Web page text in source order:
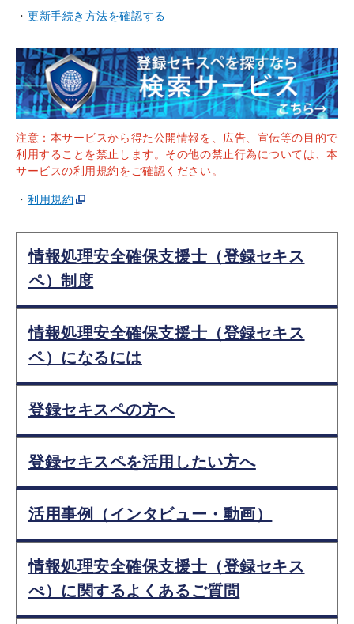
更新手続き方法を確認する
注意：本サービスから得た公開情報を、広告、宣伝等の目的で
利用することを禁止します。その他の禁止行為については、本
サービスの利用規約をご確認ください。
利用規約
情報処理安全確保支援士（登録セキス
ペ）制度
情報処理安全確保支援士（登録セキス
ペ）になるには
登録セキスペの方へ
登録セキスペを活用したい方へ
活用事例（インタビュー・動画）
情報処理安全確保支援士（登録セキス
ぺ）に関するよくあるご質問